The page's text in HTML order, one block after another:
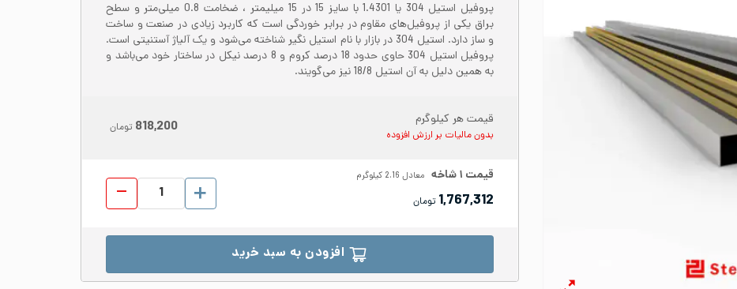
پروفیل استیل 304 یا 1.4301 با سایز 15 در 15 میلیمتر ، ضخامت 0.8 میلی‌متر و سطح
براق یکی از پروفیل‌های مقاوم در برابر خوردگی است که کاربرد زیادی در صنعت و ساخت
و ساز دارد. استیل 304 در بازار با نام استیل نگیر شناخته می‌شود و یک آلیاژ آستنیتی است.
پروفیل استیل 304 حاوی حدود 18 درصد کروم و 8 درصد نیکل در ساختار خود می‌باشد و
به همین دلیل به آن استیل 18/8 نیز می‌گویند.
قیمت هر کیلوگرم
بدون مالیات بر ارزش افزوده 818,200 تومان
قیمت ۱شاخه معادل 2.16 کیلوگرم
1,767,312 تومان
پروفیل استیل 304 ابعاد 15*15 ضخامت 0.8 براق شاخه 6 متری عدد
افزودن به سبد خرید